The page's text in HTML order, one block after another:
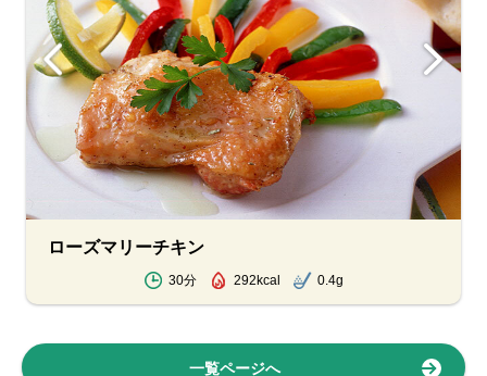
ローズマリーチキン
30分 292kcal 0.4g
一覧ページへ